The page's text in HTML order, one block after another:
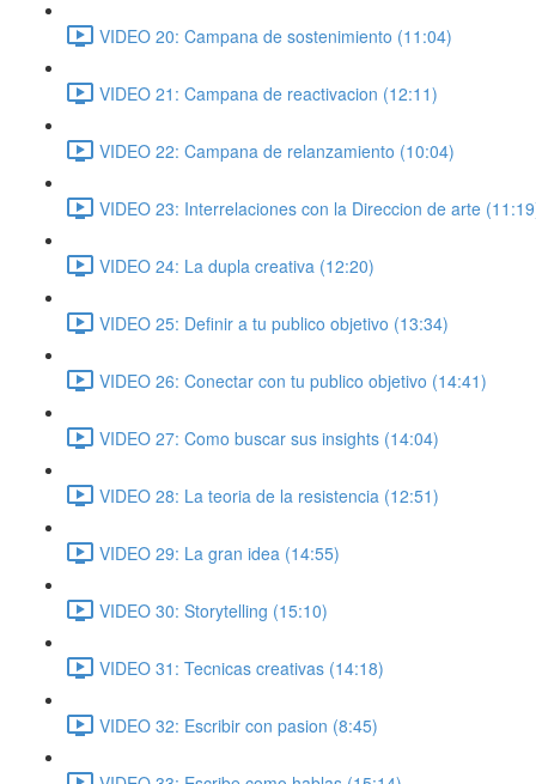
VIDEO 20: Campana de sostenimiento (11:04)
VIDEO 21: Campana de reactivacion (12:11)
VIDEO 22: Campana de relanzamiento (10:04)
VIDEO 23: Interrelaciones con la Direccion de arte
VIDEO 24: La dupla creativa (12:20)
VIDEO 25: Definir a tu publico objetivo (13:34)
VIDEO 26: Conectar con tu publico objetivo (14:41)
VIDEO 27: Como buscar sus insights (14:04)
VIDEO 28: La teoria de la resistencia (12:51)
VIDEO 29: La gran idea (14:55)
VIDEO 30: Storytelling (15:10)
VIDEO 31: Tecnicas creativas (14:18)
VIDEO 32: Escribir con pasion (8:45)